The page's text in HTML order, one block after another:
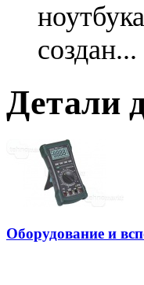
создан...
Детали
Оборудование и